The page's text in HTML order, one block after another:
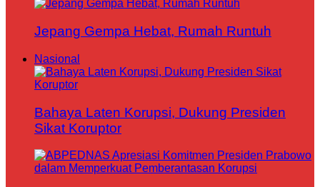
Jepang Gempa Hebat, Rumah Runtuh
Nasional
Bahaya Laten Korupsi, Dukung Presiden
Sikat Koruptor